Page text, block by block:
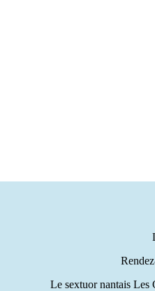
Le sextuor nantais Les